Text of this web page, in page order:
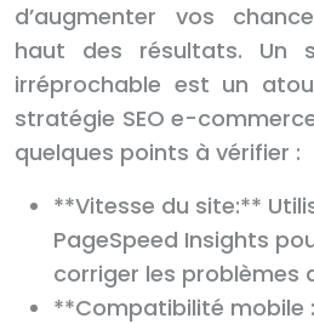
d’augmenter vos
haut des résultats. Un
irréprochable est un
stratégie SEO e-
quelques points à vérifier :
**Vitesse du site:**
PageSpeed Insights
corriger les problèmes
**Compatibilité mobile